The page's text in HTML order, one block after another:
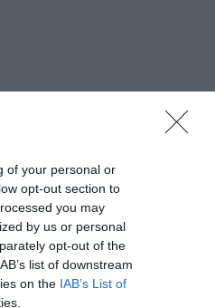
of your personal or
opt-out section to
you may
by us or personal
opt-out of the
list of downstream
on the IAB’s List of